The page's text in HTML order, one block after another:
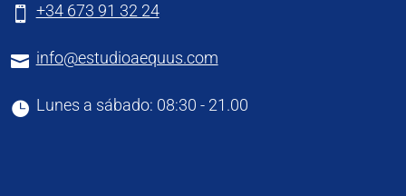
 +34 673 91 32 24
 info@estudioaequus.com
 Lunes a sábado: 08:30 - 21.00